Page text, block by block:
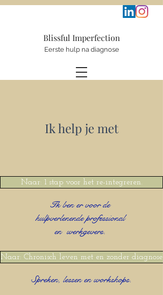
Blissful Imperfection
Eerste hulp na diagnose
Ik help je met
Naar: 1 stap voor het re-integreren.
Ik ben er voor de
hulpverlenende professional
en werkgevers.
Naar: Chronisch leven met en zonder diagnose.
Spreken, lessen en workshops.